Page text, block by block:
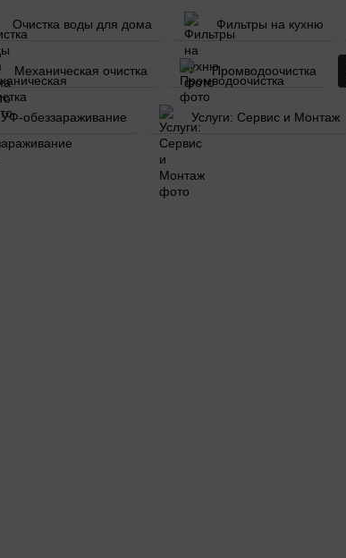
Очистка воды для дома Фильтры на кухню
Механическая очистка Промводоочистка
УФ-обеззараживание Услуги: Сервис и Монтаж